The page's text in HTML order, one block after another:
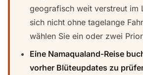
geografisch weit verstreut im
sich nicht ohne tagelange
wählen Sie ein oder zwei
Eine Namaqualand-Reise
vorher Blüteupdates zu